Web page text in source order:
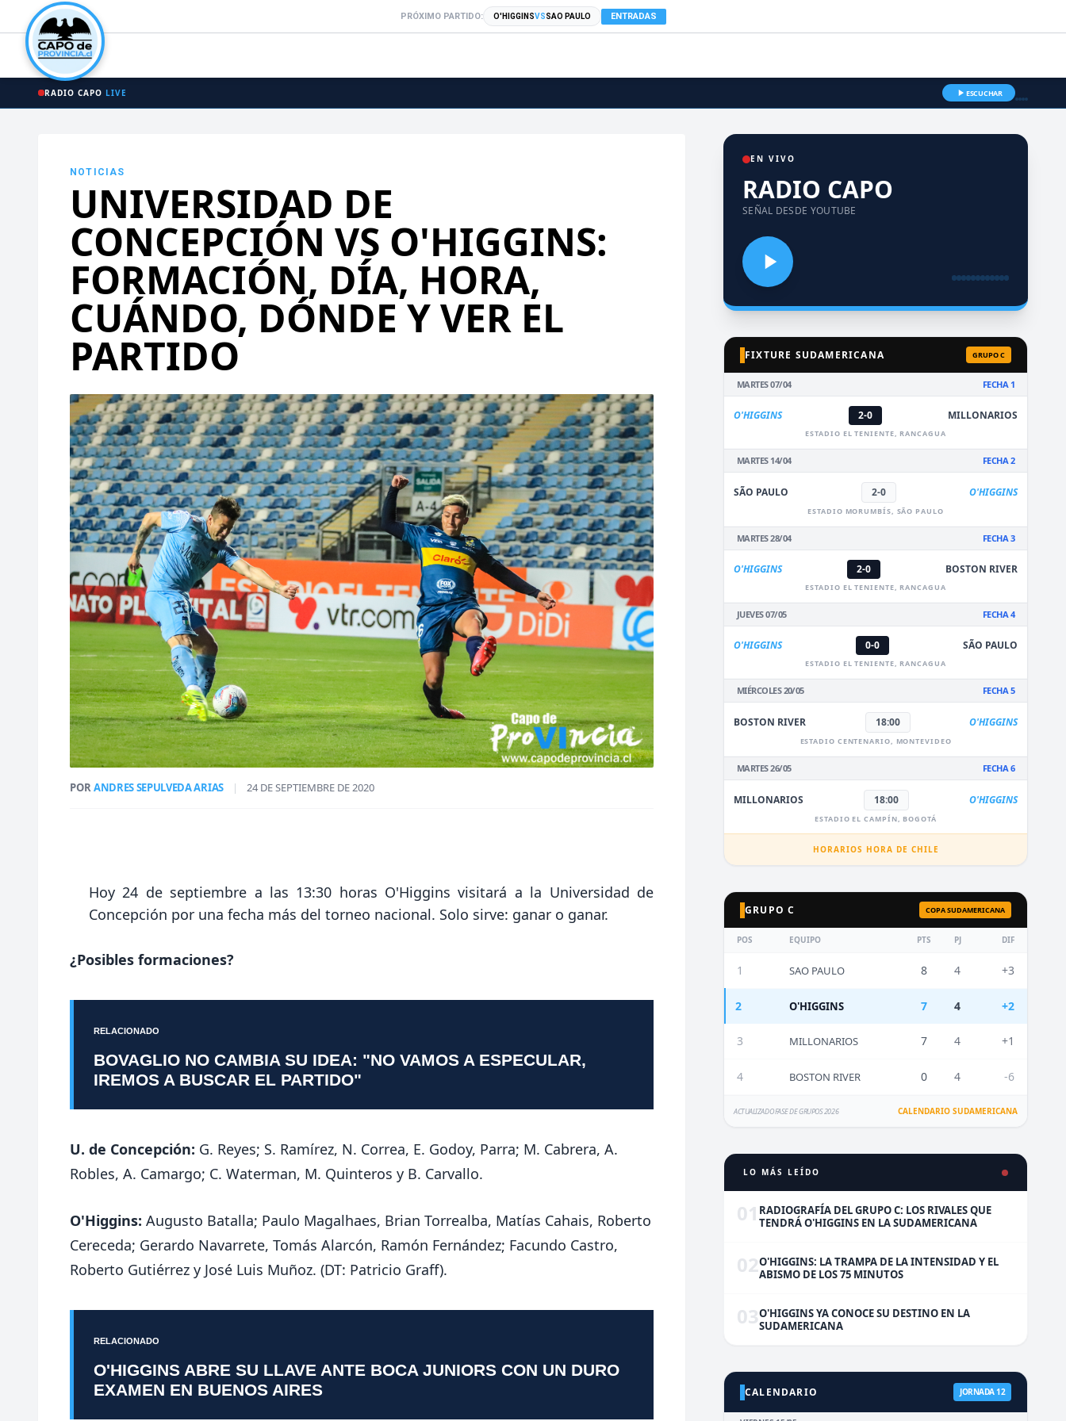
PRÓXIMO PARTIDO: O'HIGGINSVSSAO PAULO ENTRADAS
RADIO CAPO LIVE ESCUCHAR
NOTICIAS
UNIVERSIDAD DE
CONCEPCIÓN VS O'HIGGINS:
FORMACIÓN, DÍA, HORA,
CUÁNDO, DÓNDE Y VER EL
PARTIDO
PORANDRES SEPULVEDA ARIAS | 24 DE SEPTIEMBRE DE 2020
Hoy 24 de septiembre a las 13:30 horas O'Higgins visitará a la Universidad de
Concepción por una fecha más del torneo nacional. Solo sirve: ganar o ganar.
¿Posibles formaciones?
RELACIONADO
BOVAGLIO NO CAMBIA SU IDEA: "NO VAMOS A ESPECULAR,
IREMOS A BUSCAR EL PARTIDO"
U. de Concepción: G. Reyes; S. Ramírez, N. Correa, E. Godoy, Parra; M. Cabrera, A.
Robles, A. Camargo; C. Waterman, M. Quinteros y B. Carvallo.
O'Higgins: Augusto Batalla; Paulo Magalhaes, Brian Torrealba, Matías Cahais, Roberto
Cereceda; Gerardo Navarrete, Tomás Alarcón, Ramón Fernández; Facundo Castro,
Roberto Gutiérrez y José Luis Muñoz. (DT: Patricio Graff).
RELACIONADO
O'HIGGINS ABRE SU LLAVE ANTE BOCA JUNIORS CON UN DURO
EXAMEN EN BUENOS AIRES
EN VIVO
RADIO CAPO
SEÑAL DESDE YOUTUBE
FIXTURE SUDAMERICANA GRUPO C
MARTES 07/04 FECHA 1
O'HIGGINS 2-0 MILLONARIOS
ESTADIO EL TENIENTE, RANCAGUA
MARTES 14/04 FECHA 2
SÃO PAULO 2-0 O'HIGGINS
ESTADIO MORUMBÍS, SÃO PAULO
MARTES 28/04 FECHA 3
O'HIGGINS 2-0 BOSTON RIVER
ESTADIO EL TENIENTE, RANCAGUA
JUEVES 07/05 FECHA 4
O'HIGGINS 0-0 SÃO PAULO
ESTADIO EL TENIENTE, RANCAGUA
MIÉRCOLES 20/05 FECHA 5
BOSTON RIVER 18:00 O'HIGGINS
ESTADIO CENTENARIO, MONTEVIDEO
MARTES 26/05 FECHA 6
MILLONARIOS 18:00 O'HIGGINS
ESTADIO EL CAMPÍN, BOGOTÁ
HORARIOS HORA DE CHILE
GRUPO C COPA SUDAMERICANA
POS EQUIPO PTS PJ DIF
1 SAO PAULO 8 4 +3
2 O'HIGGINS 7 4 +2
3 MILLONARIOS 7 4 +1
4 BOSTON RIVER 0 4 -6
ACTUALIZADO FASE DE GRUPOS 2026 CALENDARIO SUDAMERICANA
LO MÁS LEÍDO
01 RADIOGRAFÍA DEL GRUPO C: LOS RIVALES QUE
TENDRÁ O'HIGGINS EN LA SUDAMERICANA
02O'HIGGINS: LA TRAMPA DE LA INTENSIDAD Y EL
ABISMO DE LOS 75 MINUTOS
03O'HIGGINS YA CONOCE SU DESTINO EN LA
SUDAMERICANA
CALENDARIO JORNADA 12